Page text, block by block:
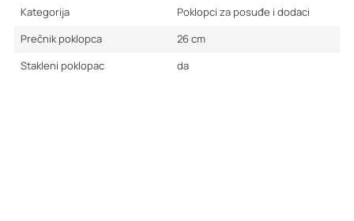
Kategorija
Poklopci za posuđe i dodaci
Prečnik poklopca
26cm
Stakleni poklopac
da